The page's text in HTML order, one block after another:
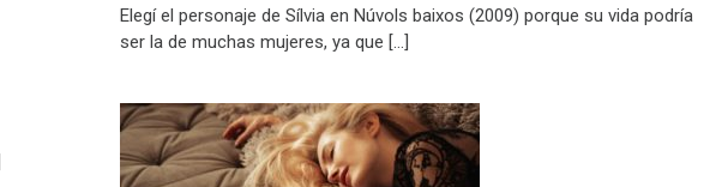
Elegí el personaje de Sílvia en Núvols baixos (2009) porque su vida podría
ser la de muchas mujeres, ya que […]